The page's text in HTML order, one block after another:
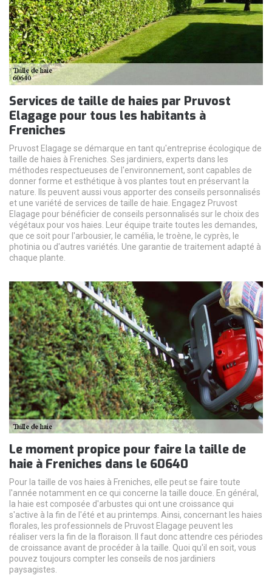
Services de taille de haies par Pruvost
Elagage pour tous les habitants à
Freniches
Pruvost Elagage se démarque en tant qu'entreprise écologique de
taille de haies à Freniches. Ses jardiniers, experts dans les
méthodes respectueuses de l'environnement, sont capables de
donner forme et esthétique à vos plantes tout en préservant la
nature. Ils peuvent aussi vous apporter des conseils personnalisés
et une variété de services de taille de haie. Engagez Pruvost
Elagage pour bénéficier de conseils personnalisés sur le choix des
végétaux pour vos haies. Leur équipe traite toutes les demandes,
que ce soit pour l'arbousier, le camélia, le troène, le cyprès, le
photinia ou d'autres variétés. Une garantie de traitement adapté à
chaque plante.
Le moment propice pour faire la taille de
haie à Freniches dans le 60640
Pour la taille de vos haies à Freniches, elle peut se faire toute
l'année notamment en ce qui concerne la taille douce. En général,
la haie est composée d'arbustes qui ont une croissance qui
s'active à la fin de l'été et au printemps. Ainsi, concernant les haies
florales, les professionnels de Pruvost Elagage peuvent les
réaliser vers la fin de la floraison. Il faut donc attendre ces périodes
de croissance avant de procéder à la taille. Quoi qu'il en soit, vous
pouvez toujours compter les conseils de nos jardiniers
paysagistes.